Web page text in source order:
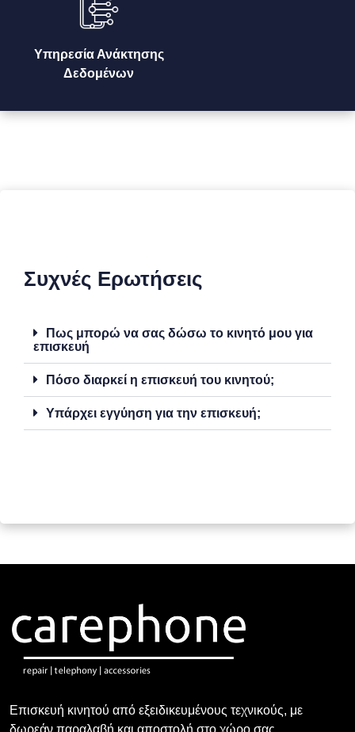
Υπηρεσία Ανάκτησης
Δεδομένων
Συχνές Ερωτήσεις
Πως μπορώ να σας δώσω το κινητό μου για
επισκευή
Πόσο διαρκεί η επισκευή του κινητού;
Υπάρχει εγγύηση για την επισκευή;
Επισκευή κινητού από εξειδικευμένους τεχνικούς, με